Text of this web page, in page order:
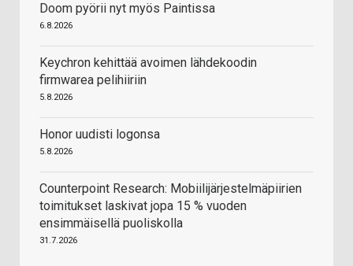
Doom pyörii nyt myös Paintissa
6.8.2026
Keychron kehittää avoimen lähdekoodin
firmwarea pelihiiriin
5.8.2026
Honor uudisti logonsa
5.8.2026
Counterpoint Research: Mobiilijärjestelmäpiirien
toimitukset laskivat jopa 15 % vuoden
ensimmäisellä puoliskolla
31.7.2026